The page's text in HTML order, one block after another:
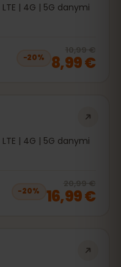
| 4G | 5G danymi
−20%
10,99 €
8,99 €
| 4G | 5G danymi
−20%
20,99 €
16,99 €